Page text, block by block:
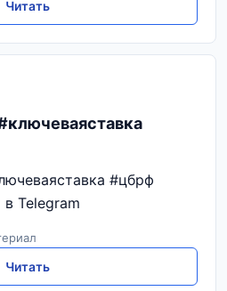
Читать
#цбрф
Telegram
Читать